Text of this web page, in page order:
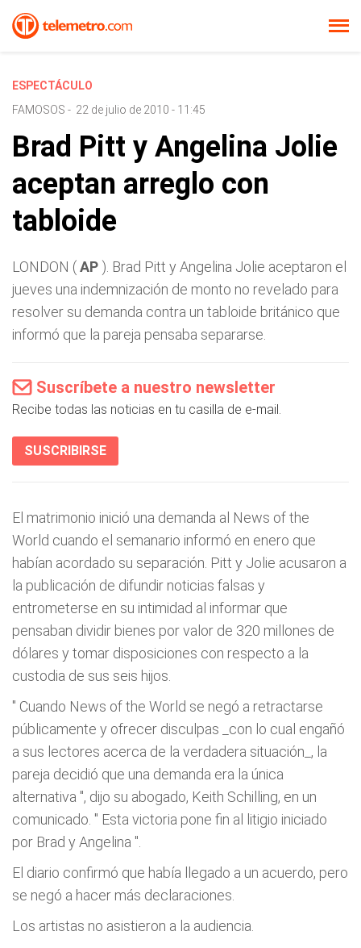
ESPECTÁCULO
FAMOSOS - 22 de julio de 2010 - 11:45
Brad Pitt y Angelina Jolie
aceptan arreglo con
tabloide
LONDON (AP ). Brad Pitt y Angelina Jolie aceptaron el
jueves una indemnización de monto no revelado para
resolver su demanda contra un tabloide británico que
informó que la pareja pensaba separarse.
Suscríbete a nuestro newsletter
Recibe todas las noticias en tu casilla de e-mail.
SUSCRIBIRSE
El matrimonio inició una demanda al News of the
World cuando el semanario informó en enero que
habían acordado su separación. Pitt y Jolie acusaron a
la publicación de difundir noticias falsas y
entrometerse en su intimidad al informar que
pensaban dividir bienes por valor de 320 millones de
dólares y tomar disposiciones con respecto a la
custodia de sus seis hijos.
" Cuando News of the World se negó a retractarse
públicamente y ofrecer disculpas _con lo cual engañó
a sus lectores acerca de la verdadera situación_, la
pareja decidió que una demanda era la única
alternativa ", dijo su abogado, Keith Schilling, en un
comunicado. " Esta victoria pone fin al litigio iniciado
por Brad y Angelina ".
El diario confirmó que había llegado a un acuerdo, pero
se negó a hacer más declaraciones.
Los artistas no asistieron a la audiencia.